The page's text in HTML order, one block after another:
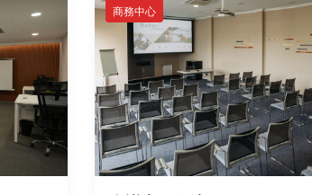
商務中心